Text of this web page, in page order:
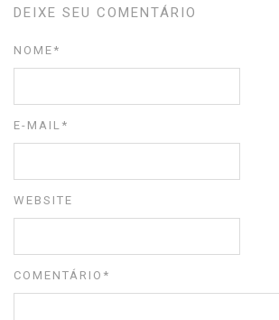
DEIXE SEU COMENTÁRIO
COMENTÁRIO *
NOME *
E-MAIL *
WEBSITE